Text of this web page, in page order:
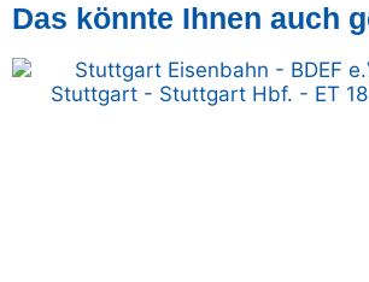
Das könnte Ihnen auch